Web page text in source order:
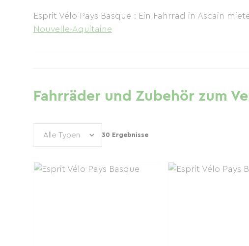
Esprit Vélo Pays Basque : Ein Fahrrad in Ascain
Nouvelle-Aquitaine
Fahrräder und Zubehör zum
30 Ergebnisse